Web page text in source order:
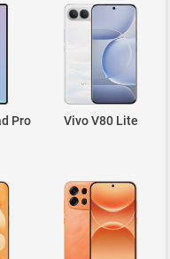
Pro
Vivo V80 Lite